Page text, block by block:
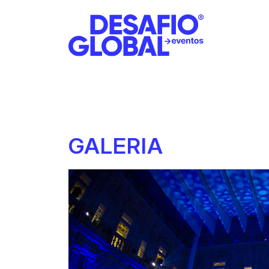
GALERIA